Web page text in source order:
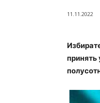
11.11.2022
принять